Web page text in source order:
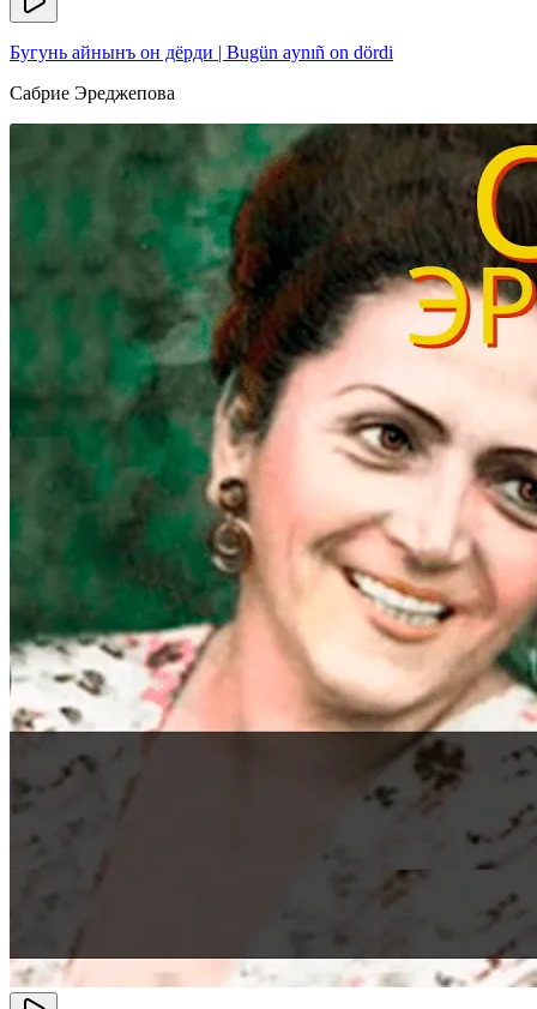
Бугунь айнынъ он дёрди | Bugün aynıñ on dördi
Сабрие Эреджепова